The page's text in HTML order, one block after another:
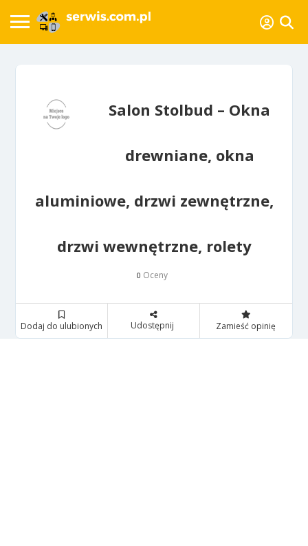
Salon Stolbud – Okna
drewniane, okna
aluminiowe, drzwi zewnętrzne,
drzwi wewnętrzne, rolety
0 Oceny
Dodaj do ulubionych Udostępnij Zamieść opinię